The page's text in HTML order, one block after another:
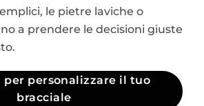
le pietre laviche o
a prendere le decisioni giuste
per personalizzare il tuo
bracciale